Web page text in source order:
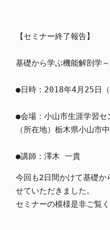
【セミナー終了報告】
基礎から学ぶ機能解剖学
●日時：2018年4月25日
●会場：小山市生涯学習
（所在地）栃木県小山市
●講師：澤木 一貴
今回も2日間かけて基礎か
せていただきました。
セミナーの模様是非ご覧く